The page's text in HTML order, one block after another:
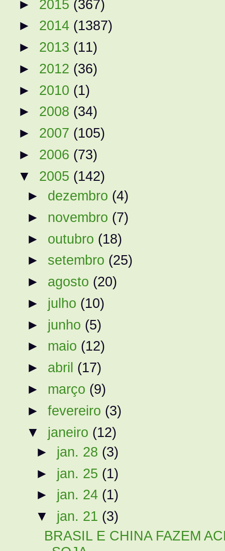
► 2015 (367)
► 2014 (1387)
► 2013 (11)
► 2012 (36)
► 2010 (1)
► 2008 (34)
► 2007 (105)
► 2006 (73)
▼ 2005 (142)
► dezembro (4)
► novembro (7)
► outubro (18)
► setembro (25)
► agosto (20)
► julho (10)
► junho (5)
► maio (12)
► abril (17)
► março (9)
►fevereiro (3)
▼ janeiro (12)
► jan. 28 (3)
► jan. 25 (1)
► jan. 24 (1)
▼ jan. 21 (3)
BRASIL E CHINA FAZEM